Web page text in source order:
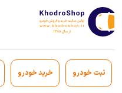
ثبت خودرو خرید خودرو